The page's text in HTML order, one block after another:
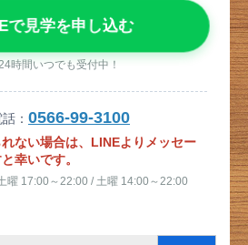
で見学を申し込む
時間いつでも受付中！
： 0566-99-3100
ない場合は、LINEよりメッセー
幸いです。
曜 17:00～22:00 / 土曜 14:00～22:00